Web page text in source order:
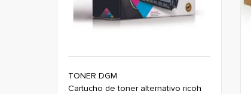
TONER DGM
cartucho de toner alternativo ricoh